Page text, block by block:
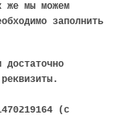
же мы можем
заполнить
достаточно
(с